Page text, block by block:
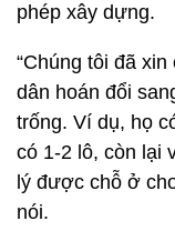
phép xây dựng.
“Chúng tôi đã
dân hoán đổi
trống. Ví dụ, họ
có 1-2 lô, còn lại
lý được chỗ ở
nói.